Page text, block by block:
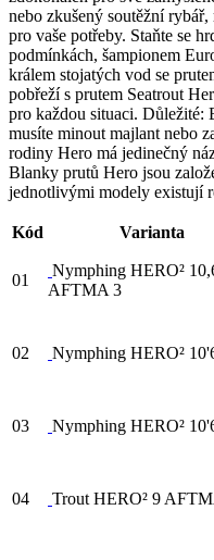
nebo zkušený soutěžní
pro vaše potřeby. Staňte se
podmínkách, šampionem
králem stojatých vod se
pobřeží s prutem Seatrout
pro každou situaci. Důležité:
musíte minout majlant nebo
rodiny Hero má jedinečný
Blanky prutů Hero jsou
jednotlivými modely existují
Kód Varianta
01
Nymphing HERO²
AFTMA 3
02 Nymphing HERO²
03 Nymphing HERO²
04 Trout HERO² 9